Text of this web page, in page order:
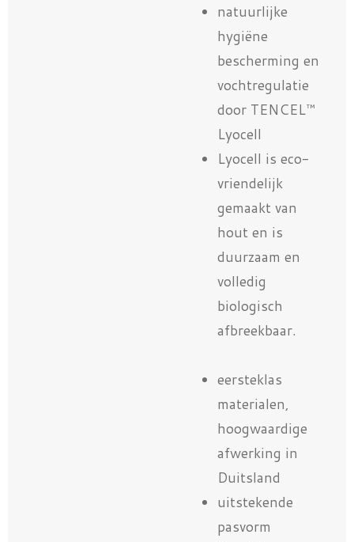
natuurlijke
hygiëne
bescherming en
vochtregulatie
door TENCEL™
Lyocell
Lyocell is eco-
vriendelijk
gemaakt van
hout en is
duurzaam en
volledig
biologisch
afbreekbaar.
eersteklas
materialen,
hoogwaardige
afwerking in
Duitsland
uitstekende
pasvorm